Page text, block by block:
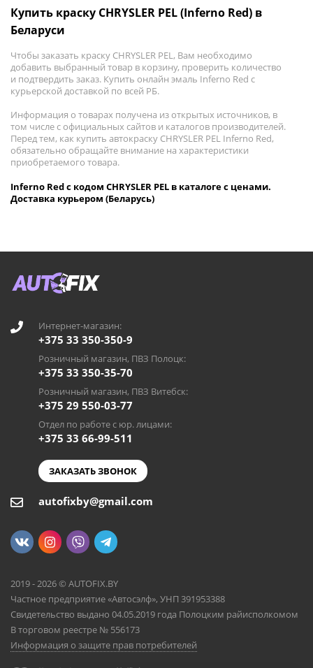
Купить краску CHRYSLER PEL (Inferno Red) в
Беларуси
Чтобы заказать краску CHRYSLER PEL, Вам необходимо
добавить выбранный товар в корзину, проверить количество
и подтвердить заказ. Купить онлайн эмаль Inferno Red с
курьерской доставкой по всей РБ.
Информация о товарах получена из открытых источников, в
том числе с официальных сайтов и каталогов производителей.
Перед тем, как купить автокраску CHRYSLER PEL Inferno Red,
обязательно обращайте внимание на характеристики
приобретаемого товара.
Inferno Red с кодом CHRYSLER PEL в каталоге с ценами.
Доставка курьером (Беларусь)
Интернет-магазин:
+375 33 350-350-9
Розничный магазин, ПВЗ Полоцк:
+375 33 350-35-70
Розничный магазин, ПВЗ Витебск:
+375 29 550-03-77
Отдел по работе с юр. лицами:
+375 33 66-99-511
ЗАКАЗАТЬ ЗВОНОК
autofixby@gmail.com
2019 - 2026 © AUTOFIX.BY
Частное предприятие «Автосэлф», УНП 391953388
Свидетельство выдано 04.05.2019 года Полоцким райисполкомом
В торговом реестре № 556173
Информация о защите прав потребителей